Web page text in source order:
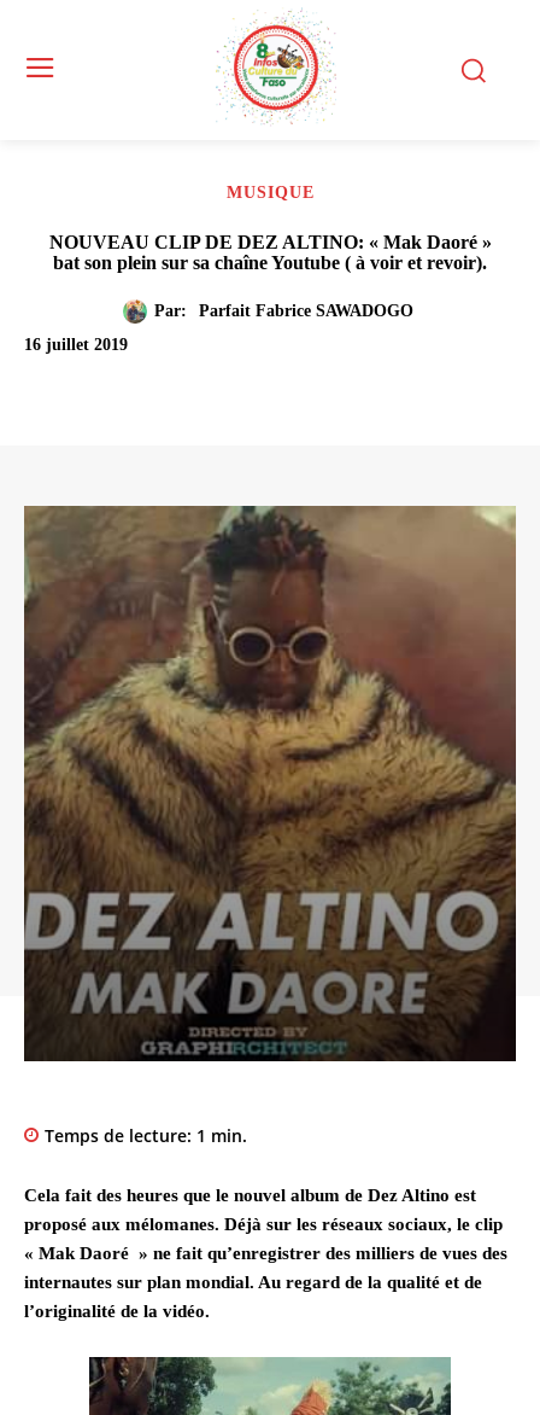
MUSIQUE
NOUVEAU CLIP DE DEZ ALTINO: « Mak Daoré »
bat son plein sur sa chaîne Youtube ( à voir et revoir).
Par:
Parfait Fabrice SAWADOGO
16 juillet 2019
Temps de lecture: 1 min.
Cela fait des heures que le nouvel album de Dez Altino est
proposé aux mélomanes. Déjà sur les réseaux sociaux, le clip
« Mak Daoré » ne fait qu’enregistrer des milliers de vues des
internautes sur plan mondial. Au regard de la qualité et de
l’originalité de la vidéo.